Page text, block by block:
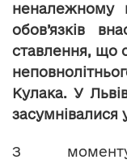
неналежному
обов’язків
ставлення, що
Кулака. У
засумнівалися
З